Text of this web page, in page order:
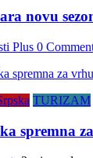
novu
Plus 0
TURIZAM
spremna